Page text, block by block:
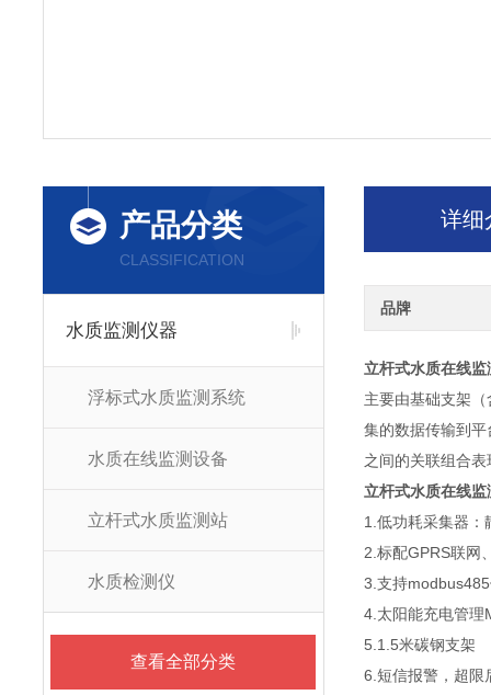
产品分类
CLASSIFICATION
水质监测仪器
浮标式水质监测系统
水质在线监测设备
立杆式水质监测站
水质检测仪
查看全部分类
详细
品牌
立杆式水质在线监
主要由基础支架
集的数据传输到
之间的关联组合
立杆式水质在线监
1.低功耗采集器：
2.标配GPRS联网
3.支持
4.太阳能充电管理
5.1.5米碳钢支架
6.短信报警，超限